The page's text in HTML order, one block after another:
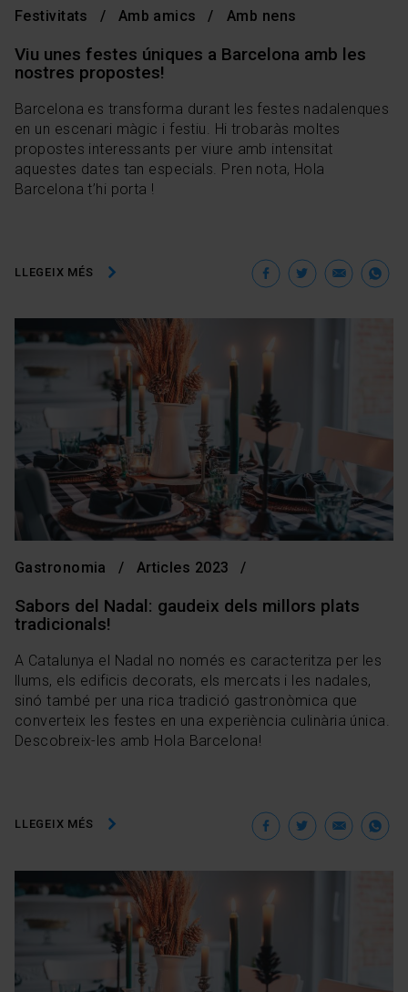
Festivitats Amb amics Amb nens
Viu unes festes úniques a Barcelona amb les
nostres propostes!
Barcelona es transforma durant les festes nadalenques
en un escenari màgic i festiu. Hi trobaràs moltes
propostes interessants per viure amb intensitat
aquestes dates tan especials. Pren nota, Hola
Barcelona t’hi porta !
LLEGEIX MÉS Facebook
Twitter
Gastronomia Articles 2023
Sabors del Nadal: gaudeix dels millors plats
tradicionals!
A Catalunya el Nadal no només es caracteritza per les
llums, els edificis decorats, els mercats i les nadales,
sinó també per una rica tradició gastronòmica que
converteix les festes en una experiència culinària única.
Descobreix-les amb Hola Barcelona!
LLEGEIX MÉS Facebook
Twitter